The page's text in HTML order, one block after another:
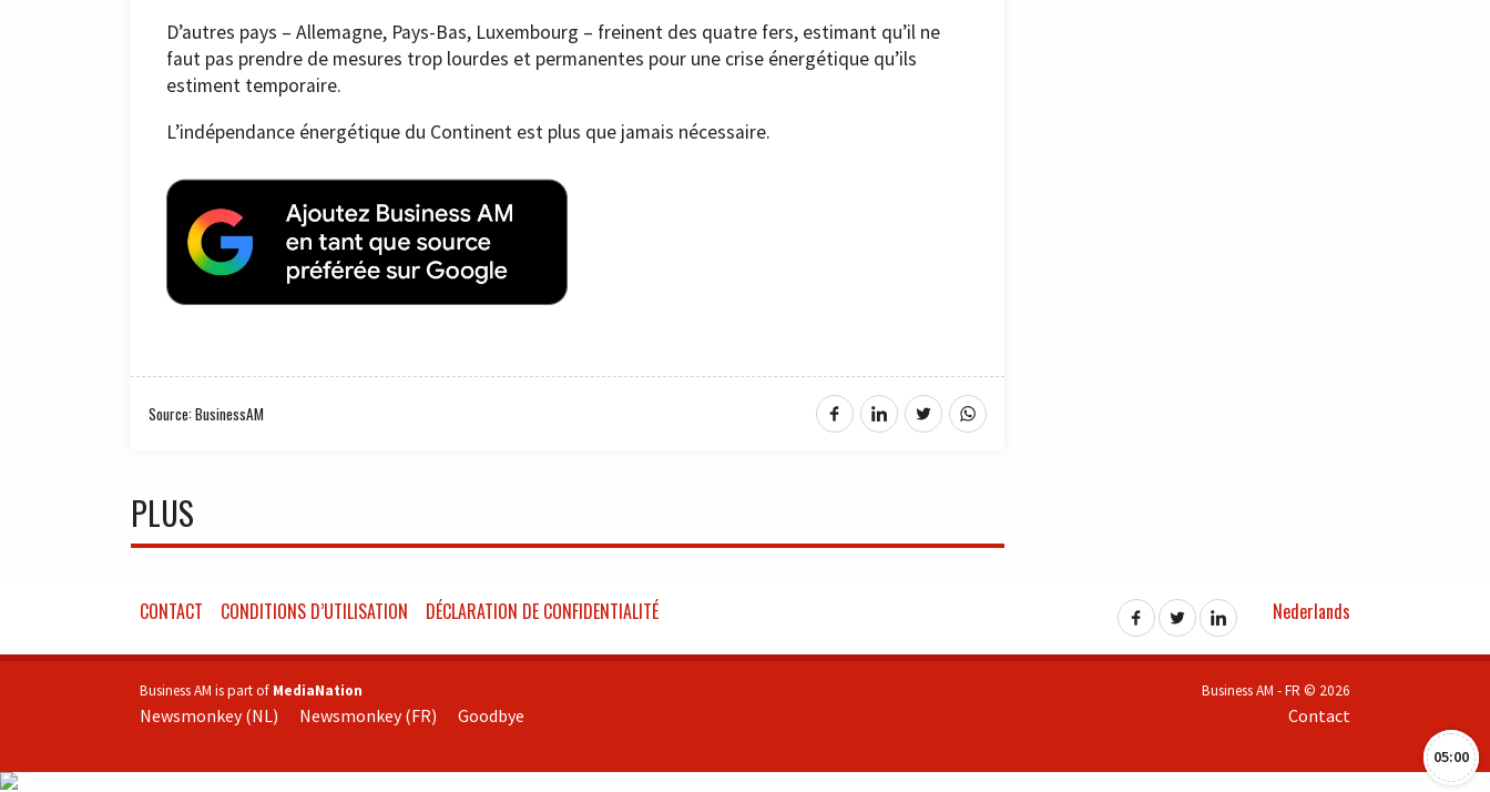
D’autres pays – Allemagne, Pays-Bas, Luxembourg – freinent des quatre fers, estimant qu’il ne
faut pas prendre de mesures trop lourdes et permanentes pour une crise énergétique qu’ils
estiment temporaire.
L’indépendance énergétique du Continent est plus que jamais nécessaire.
Source: BusinessAM
PLUS
05:00
CONTACT CONDITIONS D’UTILISATION DÉCLARATION DE CONFIDENTIALITÉ Nederlands
Business AM is part of MediaNation
Newsmonkey (NL) Newsmonkey (FR) Goodbye
Business AM - FR © 2026
Contact